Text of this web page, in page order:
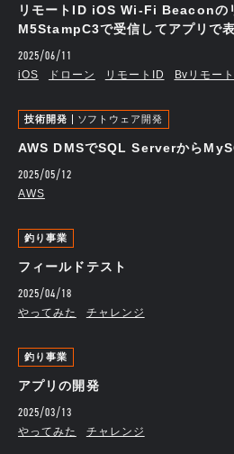
リモートID iOS Wi-Fi Beaconの
M5StampC3で受信してアプリで
2025/06/11
iOS ドローン リモートID Bvリモー
技術開発 ソフトウェア開発
AWS DMSでSQL Serverから
2025/05/12
AWS
釣り事業
フィールドテスト
2025/04/18
やってみた チャレンジ
釣り事業
アプリの開発
2025/03/13
やってみた チャレンジ